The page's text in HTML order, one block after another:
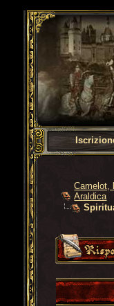
Camelot,
Araldica